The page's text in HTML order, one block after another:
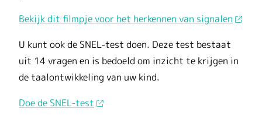
Bekijk dit filmpje voor het herkennen van signalen
U kunt ook de SNEL-test doen. Deze test bestaat
uit 14 vragen en is bedoeld om inzicht te krijgen in
de taalontwikkeling van uw kind.
Doe de SNEL-test